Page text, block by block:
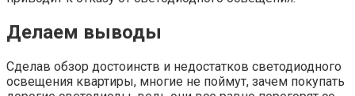
Делаем выводы
Сделав обзор достоинств и недостатков светодиодного
освещения квартиры, многие не поймут, зачем покупать